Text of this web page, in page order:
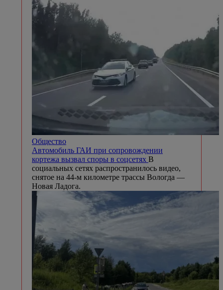
Общество
Автомобиль ГАИ при сопровождении
кортежа вызвал споры в соцсетях В
социальных сетях распространилось видео,
снятое на 44-м километре трассы Вологда —
Новая Ладога.